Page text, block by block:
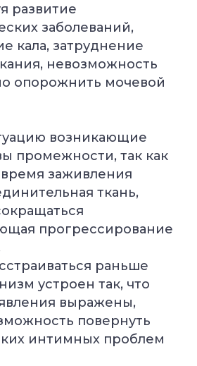
развитие
заболеваний,
кала, затруднение
невозможность
опорожнить мочевой
возникающие
промежности, так как
заживления
ткань,
прогрессирование
раньше
устроен так, что
выражены,
повернуть
интимных проблем